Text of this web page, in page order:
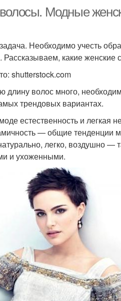
Модные
Необходимо учесть
какие женские
shutterstock.com
длину волос много,
трендовых вариантах.
естественность и легкая
— общие тенденции
легко, воздушно —
и ухоженными.